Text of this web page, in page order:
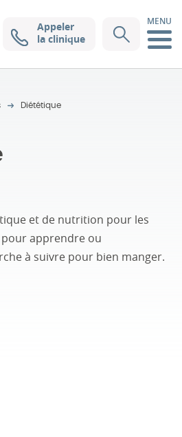
Appeler
la clinique
MENU
Diététique
et de nutrition pour les
apprendre ou
à suivre pour bien manger.